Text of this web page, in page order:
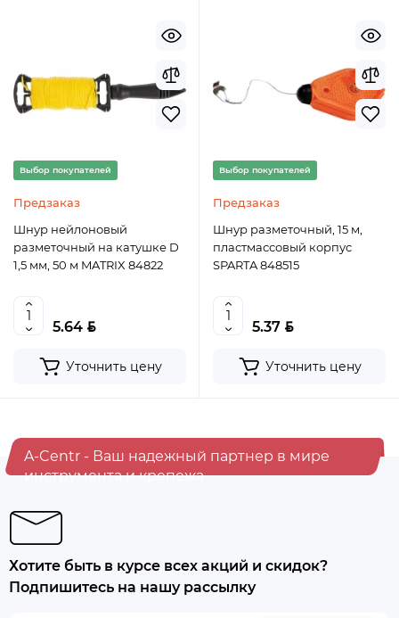
Выбор покупателей
Предзаказ
Шнур нейлоновый
разметочный на катушке D
1,5 мм, 50 м MATRIX 84822
5.64 BYN
Уточнить цену
Выбор покупателей
Предзаказ
Шнур разметочный, 15 м,
пластмассовый корпус
SPARTA 848515
5.37 BYN
Уточнить цену
A-Centr - Ваш надежный партнер в мире
инструмента и крепежа
Хотите быть в курсе всех акций и скидок?
Подпишитесь на нашу рассылку